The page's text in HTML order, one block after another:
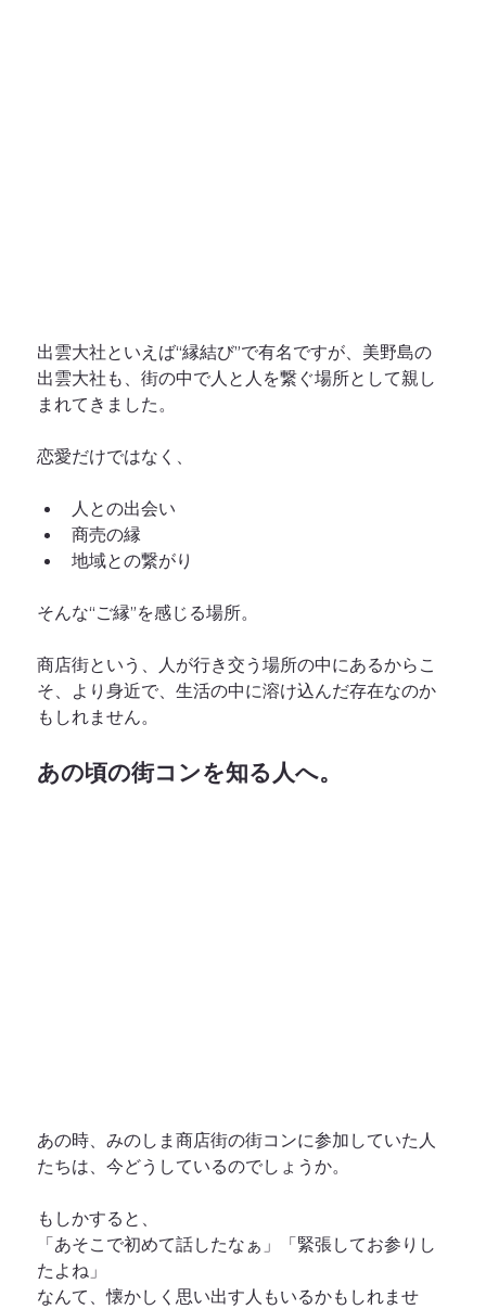
出雲大社といえば“縁結び”で有名ですが、美野島の
出雲大社も、街の中で人と人を繋ぐ場所として親し
まれてきました。
恋愛だけではなく、
人との出会い
商売の縁
地域との繋がり
そんな“ご縁”を感じる場所。
商店街という、人が行き交う場所の中にあるからこ
そ、より身近で、生活の中に溶け込んだ存在なのか
もしれません。
あの頃の街コンを知る人へ。
あの時、みのしま商店街の街コンに参加していた人
たちは、今どうしているのでしょうか。
もしかすると、
「あそこで初めて話したなぁ」「緊張してお参りし
たよね」
なんて、懐かしく思い出す人もいるかもしれませ